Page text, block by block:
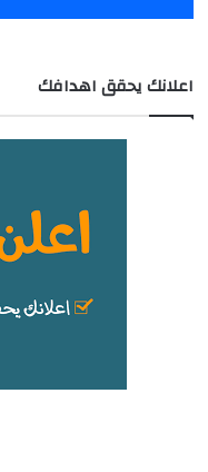
اعلانك يحقق اهدافك